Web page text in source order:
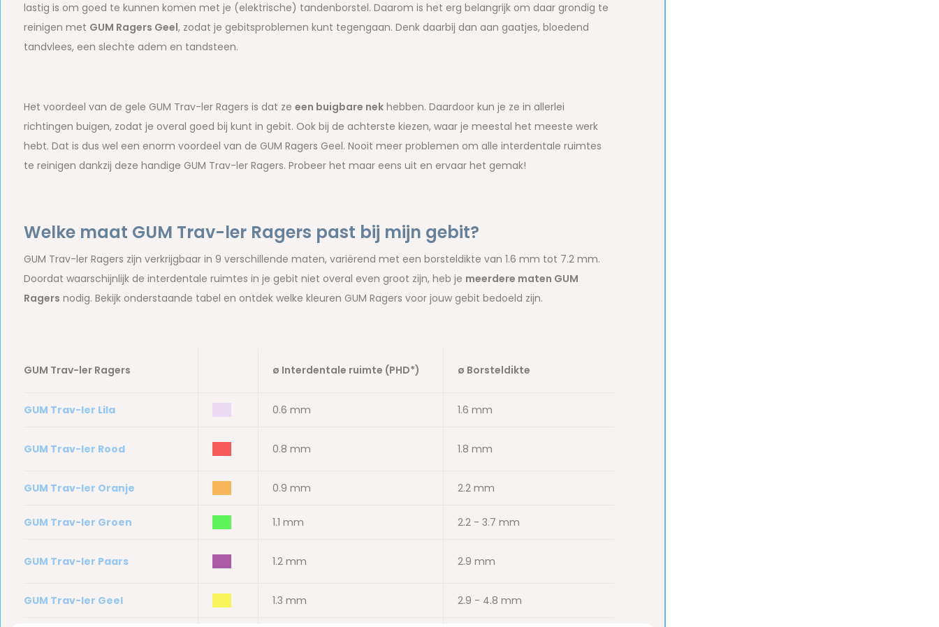
lastig is om goed te kunnen komen met je (elektrische) tandenborstel. Daarom is het erg belangrijk om daar grondig te
reinigen met GUM Ragers Geel, zodat je gebitsproblemen kunt tegengaan. Denk daarbij dan aan gaatjes, bloedend
tandvlees, een slechte adem en tandsteen.
Het voordeel van de gele GUM Trav-ler Ragers is dat ze een buigbare nekhebben. Daardoor kun je ze in allerlei
richtingen buigen, zodat je overal goed bij kunt in gebit. Ook bij de achterste kiezen, waar je meestal het meeste werk
hebt. Dat is dus wel een enorm voordeel van de GUM Ragers Geel. Nooit meer problemen om alle interdentale ruimtes
te reinigen dankzij deze handige GUM Trav-ler Ragers. Probeer het maar eens uit en ervaar het gemak!
Welke maat GUM Trav-ler Ragers past bij mijn gebit?
GUM Trav-ler Ragers zijn verkrijgbaar in 9 verschillende maten, variërend met een borsteldikte van 1.6 mm tot 7.2 mm.
Doordat waarschijnlijk de interdentale ruimtes in je gebit niet overal even groot zijn, heb je meerdere maten GUM
Ragers nodig. Bekijk onderstaande tabel en ontdek welke kleuren GUM Ragers voor jouw gebit bedoeld zijn.
GUM Trav-ler Ragers ø Interdentale ruimte (PHD*) ø Borsteldikte
GUM Trav-ler Lila 0.6 mm 1.6 mm
GUM Trav-ler Rood 0.8 mm 1.8 mm
GUM Trav-ler Oranje 0.9 mm 2.2 mm
GUM Trav-ler Groen 1.1 mm 2.2 - 3.7 mm
GUM Trav-ler Paars 1.2 mm 2.9 mm
GUM Trav-ler Geel 1.3 mm 2.9 - 4.8 mm